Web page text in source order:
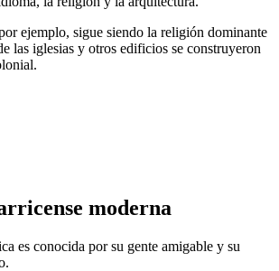
ejemplo, sigue siendo la religión dominante
las iglesias y otros edificios se construyeron
moderna
es conocida por su gente amigable y su